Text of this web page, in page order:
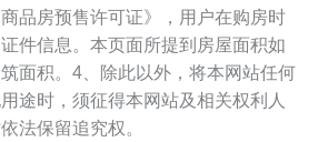
品房预售许可证》，用户在购房时
件信息。本页面所提到房屋面积如
面积。4、除此以外，将本网站任何
途时，须征得本网站及相关权利人
法保留追究权。